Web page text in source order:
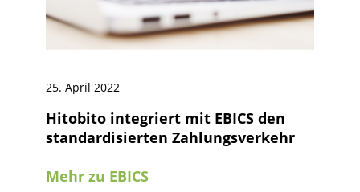
25. April 2022
Hitobito integriert mit EBICS den
standardisierten Zahlungsverkehr
Mehr zu EBICS